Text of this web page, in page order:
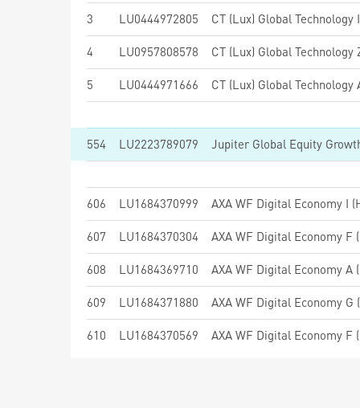
3 LU0444972805 CT (Lux) Global Technology
4 LU0957808578 CT (Lux) Global Technology
5 LU0444971666 CT (Lux) Global Technology
554 LU2223789079
606 LU1684370999 AXA WF Digital Economy I
607 LU1684370304 AXA WF Digital Economy F
608 LU1684369710 AXA WF Digital Economy A
609 LU1684371880 AXA WF Digital Economy
610 LU1684370569 AXA WF Digital Economy F